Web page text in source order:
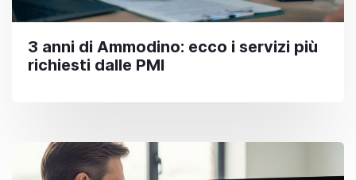
3 anni di Ammodino: ecco i servizi più
richiesti dalle PMI